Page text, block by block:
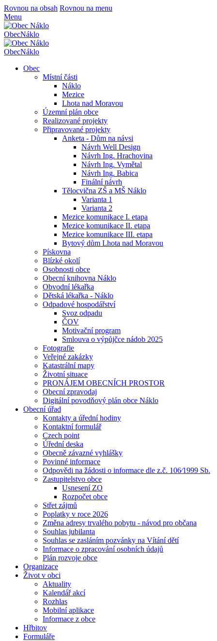
Rovnou na obsah Rovnou na menu
Menu
ObecNáklo
ObecNáklo
Obec
Místní části
Náklo
Mezice
Lhota nad Moravou
Územní plán obce
Realizované projekty
Připravované projekty
Anketa - Dům na návsi
Návrh Well Design
Návrh Ing. Hrachovina
Návrh Ing. Vymětal
Návrh Ing. Babica
Finální návrh
Tělocvična ZŠ a MŠ Náklo
Varianta 1
Varianta 2
Mezice komunikace I. etapa
Mezice komunikace II. etapa
Mezice komunikace III. etapa
Bytový dům Lhota nad Moravou
Pískovna
Blízké okolí
Osobnosti obce
Obecní knihovna Náklo
Obvodní lékařka
Dětská lékařka - Náklo
Odpadové hospodářství
Svoz odpadu
ČOV
Motivační program
Smlouva o výpůjčce nádob 2025
Fotografie
Veřejné zakázky
Katastrální mapy
Životní situace
PRONÁJEM OBECNÍCH PROSTOR
Obecní zpravodaj
Digitální povodňový plán obce Náklo
Obecní úřad
Kontakty a úřední hodiny
Kontaktní formulář
Czech point
Úřední deska
Obecně závazné vyhlášky
Povinné informace
Odpovědi na žádosti o informace dle z.č. 106⁄1999 Sb.
Zastupitelstvo obce
Usnesení ZO
Rozpočet obce
Střet zájmů
Poplatky v roce 2026
Změna adresy trvalého pobytu - návod pro občana
Souhlas jubilanta
Souhlas se zasláním pozvánky na Vítání dětí
Informace o zpracování osobních údajů
Plán rozvoje obce
Organizace
Život v obci
Aktuality
Kalendář akcí
Rozhlas
Mobilní aplikace
Informace z obce
Hřbitov
Formuláře